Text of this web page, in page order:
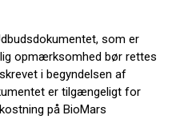
som er
opmærksomhed bør rettes
i begyndelsen af
er tilgængeligt for
på BioMars